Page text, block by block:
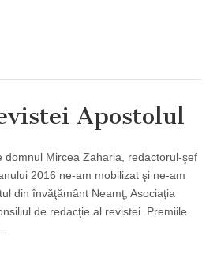
Apostolul
domnul Mircea Zaharia, redactorul-şef
2016 ne-am mobilizat şi ne-am
din învăţământ Neamţ, Asociaţia
de redacţie al revistei. Premiile